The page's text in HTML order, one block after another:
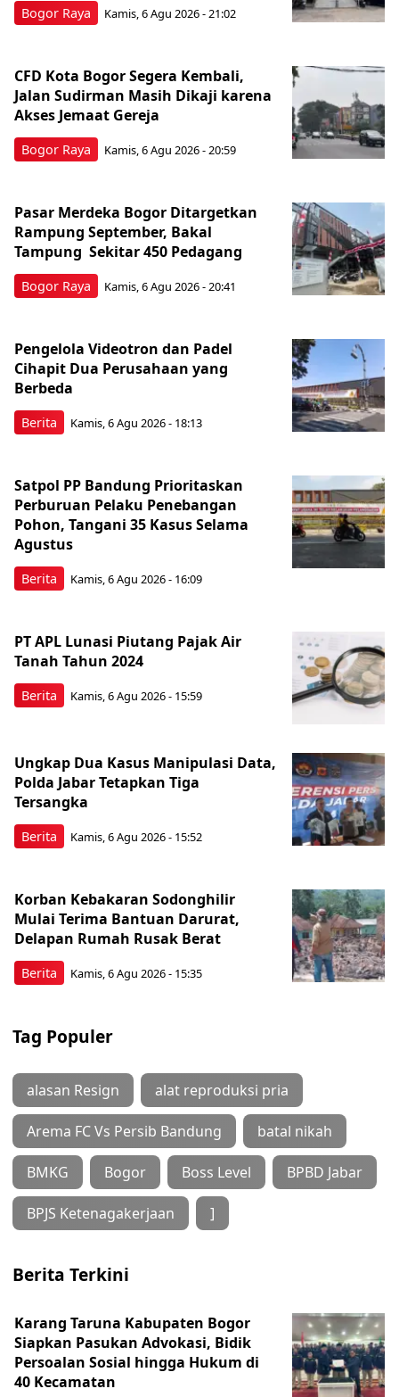
Bogor Raya Kamis, 6 Agu 2026 - 21:02
Bogor Raya
CFD Kota Bogor Segera Kembali,
Jalan Sudirman Masih Dikaji karena
Akses Jemaat Gereja
Kamis, 6 Agu 2026 - 20:59
Bogor Raya
Pasar Merdeka Bogor Ditargetkan
Rampung September, Bakal
Tampung Sekitar 450 Pedagang
Kamis, 6 Agu 2026 - 20:41
Berita
Pengelola Videotron dan Padel
Cihapit Dua Perusahaan yang
Berbeda
Kamis, 6 Agu 2026 - 18:13
Berita
Satpol PP Bandung Prioritaskan
Perburuan Pelaku Penebangan
Pohon, Tangani 35 Kasus Selama
Agustus
Kamis, 6 Agu 2026 - 16:09
Berita
PT APL Lunasi Piutang Pajak Air
Tanah Tahun 2024
Kamis, 6 Agu 2026 - 15:59
Berita
Ungkap Dua Kasus Manipulasi Data,
Polda Jabar Tetapkan Tiga
Tersangka
Kamis, 6 Agu 2026 - 15:52
Berita
Korban Kebakaran Sodonghilir
Mulai Terima Bantuan Darurat,
Delapan Rumah Rusak Berat
Kamis, 6 Agu 2026 - 15:35
Tag Populer
alasan Resign alat reproduksi pria
Arema FC Vs Persib Bandung batal nikah
BMKG Bogor Boss Level BPBD Jabar
BPJS Ketenagakerjaan ]
Berita Terkini
Karang Taruna Kabupaten Bogor
Siapkan Pasukan Advokasi, Bidik
Persoalan Sosial hingga Hukum di
40 Kecamatan